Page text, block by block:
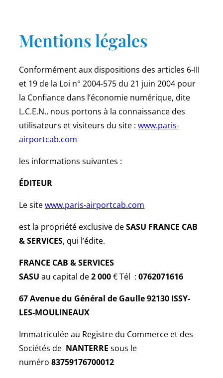
Mentions légales
Conformément aux dispositions des articles 6-III
et 19 de la Loi n° 2004-575 du 21 juin 2004 pour
la Confiance dans l’économie numérique, dite
L.C.E.N., nous portons à la connaissance des
utilisateurs et visiteurs du site :www.paris-
airportcab.com
les informations suivantes :
ÉDITEUR
Le sitewww.paris-airportcab.com
est la propriété exclusive deSASU FRANCE CAB
& SERVICES, qui l’édite.
FRANCE CAB & SERVICES
SASUau capital de 2 000€ Tél :0762071616
67 Avenue du Général de Gaulle92130 ISSY-
LES-MOULINEAUX
Immatriculée au Registre du Commerce et des
Sociétés de NANTERREsous le
numéro 83759176700012